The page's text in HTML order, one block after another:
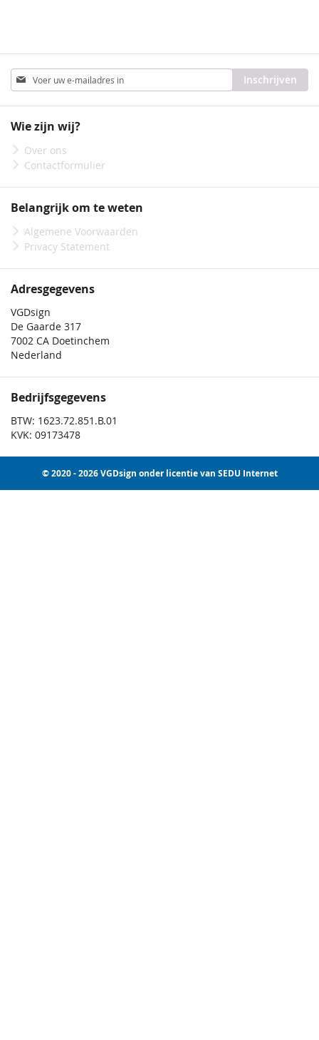
Abonneer
u
op
nieuwsbrief
Inschrijven
Wie zijn wij?
Over ons
Contactformulier
Belangrijk om te weten
Algemene Voorwaarden
Privacy Statement
Adresgegevens
VGDsign
De Gaarde 317
7002 CA Doetinchem
Nederland
Bedrijfsgegevens
BTW: 1623.72.851.B.01
KVK: 09173478
© 2020 - 2026 VGDsign onder licentie van SEDU Internet